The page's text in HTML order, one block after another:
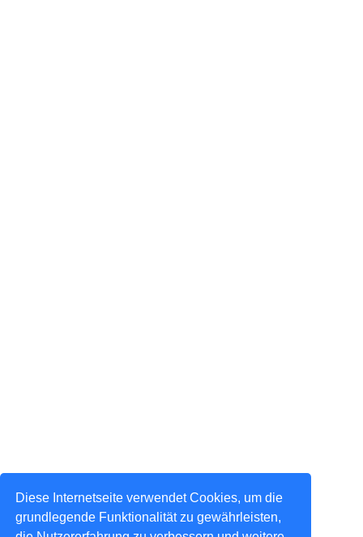
Diese Internetseite verwendet Cookies, um die
grundlegende Funktionalität zu gewährleisten,